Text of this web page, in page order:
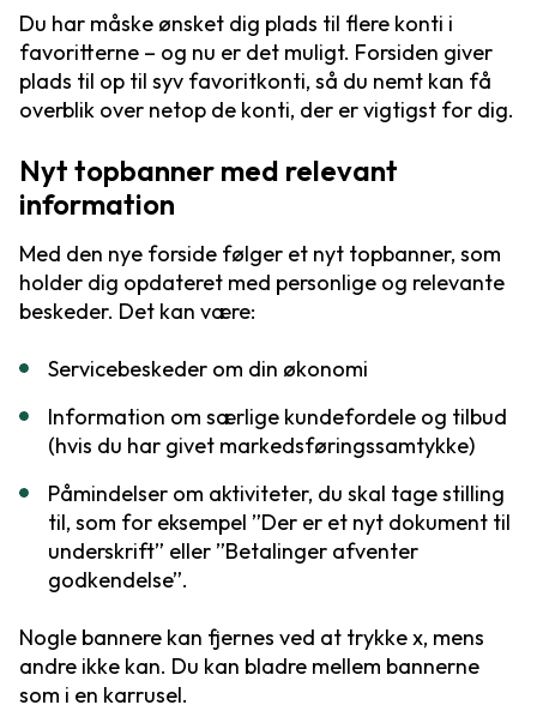
Du har måske ønsket dig plads til flere konti i
favoritterne – og nu er det muligt. Forsiden giver
plads til op til syv favoritkonti, så du nemt kan få
overblik over netop de konti, der er vigtigst for dig.
Nyt topbanner med relevant
information
Med den nye forside følger et nyt topbanner, som
holder dig opdateret med personlige og relevante
beskeder. Det kan være:
Servicebeskeder om din økonomi
Information om særlige kundefordele og tilbud
(hvis du har givet markedsføringssamtykke)
Påmindelser om aktiviteter, du skal tage stilling
til, som for eksempel ”Der er et nyt dokument til
underskrift” eller ”Betalinger afventer
godkendelse”.
Nogle bannere kan fjernes ved at trykke x, mens
andre ikke kan. Du kan bladre mellem bannerne
som i en karrusel.